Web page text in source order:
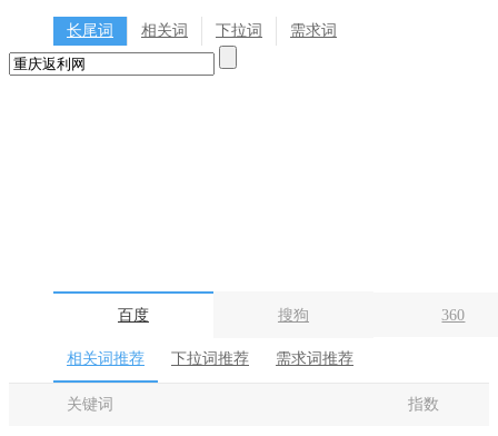
长尾词 相关词 下拉词 需求词
百度 搜狗 360
相关词推荐 下拉词推荐 需求词推荐
关键词 指数